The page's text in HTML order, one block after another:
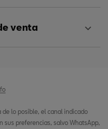
venta
de lo posible, el canal indicado
sus preferencias, salvo WhatsApp,